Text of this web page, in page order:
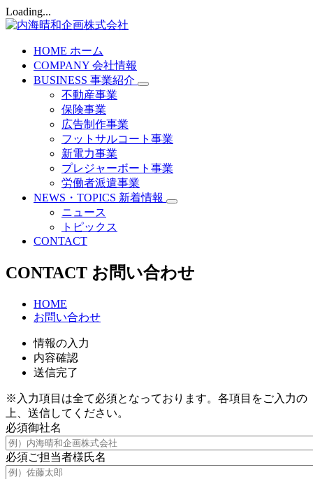
Loading...
HOME ホーム
COMPANY 会社情報
BUSINESS 事業紹介
不動産事業
保険事業
広告制作事業
フットサルコート事業
新電力事業
プレジャーボート事業
労働者派遣事業
NEWS・TOPICS 新着情報
ニュース
トピックス
CONTACT
CONTACT お問い合わせ
HOME
お問い合わせ
情報の入力
内容確認
送信完了
※入力項目は全て必須となっております。各項目をご入力の
上、送信してください。
必須御社名
必須ご担当者様氏名